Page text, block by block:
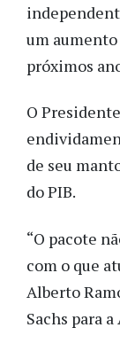
um
próximos
O
de seu
do PIB.
“O pacote
com o que
Alberto
Sachs para